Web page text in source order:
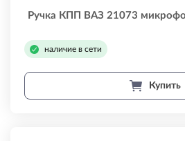
Ручка КПП ВАЗ 21073
наличие в сети
Купить